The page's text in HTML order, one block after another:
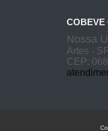
COBEVE
Nossa
Artes -
CEP: